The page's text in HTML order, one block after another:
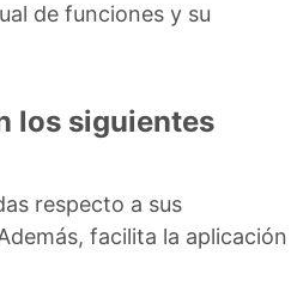
de funciones y su
los siguientes
respecto a sus
facilita la aplicación